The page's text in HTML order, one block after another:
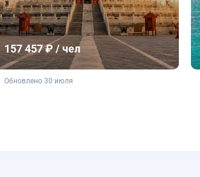
157 457 ₽ / чел
не является публичной офертой
Обновлено 30 июля